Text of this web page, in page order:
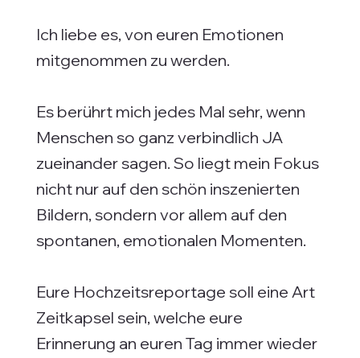
Ich liebe es, von euren Emotionen
mitgenommen zu werden.
Es berührt mich jedes Mal sehr, wenn
Menschen so ganz verbindlich JA
zueinander sagen. So liegt mein Fokus
nicht nur auf den schön inszenierten
Bildern, sondern vor allem auf den
spontanen, emotionalen Momenten.
Eure Hochzeitsreportage soll eine Art
Zeitkapsel sein, welche eure
Erinnerung an euren Tag immer wieder